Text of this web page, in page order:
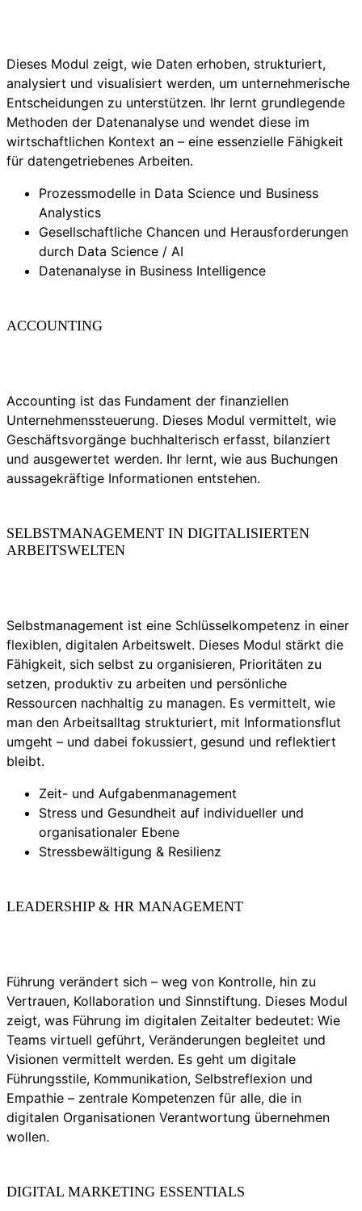
Dieses Modul zeigt, wie Daten erhoben, strukturiert,
analysiert und visualisiert werden, um unternehmerische
Entscheidungen zu unterstützen. Ihr lernt grundlegende
Methoden der Datenanalyse und wendet diese im
wirtschaftlichen Kontext an – eine essenzielle Fähigkeit
für datengetriebenes Arbeiten.
Prozessmodelle in Data Science und Business
Analystics
Gesellschaftliche Chancen und Herausforderungen
durch Data Science / AI
Datenanalyse in Business Intelligence
ACCOUNTING
Accounting ist das Fundament der finanziellen
Unternehmenssteuerung. Dieses Modul vermittelt, wie
Geschäftsvorgänge buchhalterisch erfasst, bilanziert
und ausgewertet werden. Ihr lernt, wie aus Buchungen
aussagekräftige Informationen entstehen.
SELBSTMANAGEMENT IN DIGITALISIERTEN
ARBEITSWELTEN
Selbstmanagement ist eine Schlüsselkompetenz in einer
flexiblen, digitalen Arbeitswelt. Dieses Modul stärkt die
Fähigkeit, sich selbst zu organisieren, Prioritäten zu
setzen, produktiv zu arbeiten und persönliche
Ressourcen nachhaltig zu managen. Es vermittelt, wie
man den Arbeitsalltag strukturiert, mit Informationsflut
umgeht – und dabei fokussiert, gesund und reflektiert
bleibt.
Zeit- und Aufgabenmanagement
Stress und Gesundheit auf individueller und
organisationaler Ebene
Stressbewältigung & Resilienz
LEADERSHIP & HR MANAGEMENT
Führung verändert sich – weg von Kontrolle, hin zu
Vertrauen, Kollaboration und Sinnstiftung. Dieses Modul
zeigt, was Führung im digitalen Zeitalter bedeutet: Wie
Teams virtuell geführt, Veränderungen begleitet und
Visionen vermittelt werden. Es geht um digitale
Führungsstile, Kommunikation, Selbstreflexion und
Empathie – zentrale Kompetenzen für alle, die in
digitalen Organisationen Verantwortung übernehmen
wollen.
DIGITAL MARKETING ESSENTIALS